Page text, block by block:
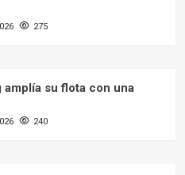
275
su flota con una
240